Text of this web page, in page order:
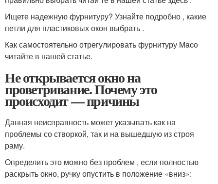
Ищете надежную фурнитуру? Узнайте подробно , какие
петли для пластиковых окон выбрать .
Как самостоятельно отрегулировать фурнитуру Maco
читайте в нашей статье.
Не открывается окно на
проветривание. Почему это
происходит — причины
Данная неисправность может указывать как на
проблемы со створкой, так и на вышедшую из строя
раму.
Определить это можно без проблем , если полностью
раскрыть окно, ручку опустить в положение «вниз»: